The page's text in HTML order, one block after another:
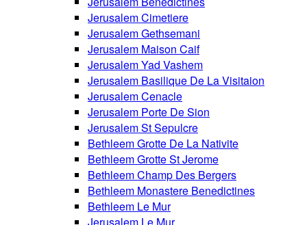
Jerusalem Cimetiere
Jerusalem Gethsemani
Jerusalem Maison Caif
Jerusalem Yad Vashem
Jerusalem Basilique De La Visitaion
Jerusalem Cenacle
Jerusalem Porte De Sion
Jerusalem St Sepulcre
Bethleem Grotte De La Nativite
Bethleem Grotte St Jerome
Bethleem Champ Des Bergers
Bethleem Monastere Benedictines
Bethleem Le Mur